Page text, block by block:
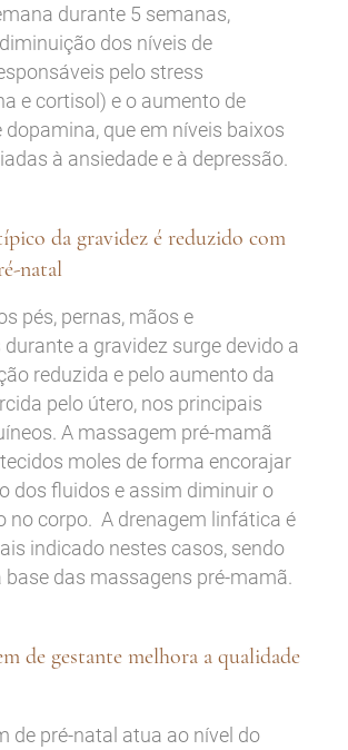
durante 5 semanas,
dos níveis de
pelo stress
e cortisol) e o aumento de
dopamina, que em níveis baixos
à ansiedade e à depressão.
da gravidez é reduzido com
natal
pés, pernas, mãos e
a gravidez surge devido a
reduzida e pelo aumento da
pelo útero, nos principais
A massagem pré-mamã
moles de forma encorajar
dos fluidos e assim diminuir o
no corpo. A drenagem linfática é
indicado nestes casos, sendo
base das massagens pré-mamã.
de gestante melhora a qualidade
de pré-natal atua ao nível do